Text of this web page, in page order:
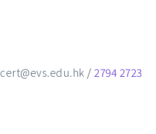
cert@evs.edu.hk / 2794 2723